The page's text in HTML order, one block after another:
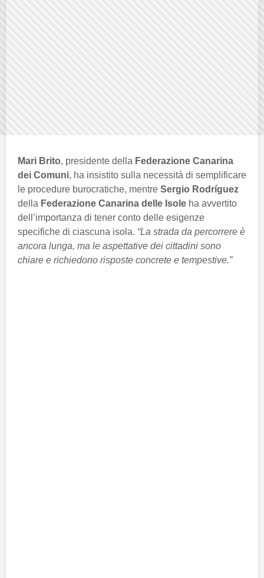
Mari Brito, presidente della Federazione Canarina
dei Comuni, ha insistito sulla necessità di semplificare
le procedure burocratiche, mentre Sergio Rodríguez
della Federazione Canarina delle Isole ha avvertito
dell’importanza di tener conto delle esigenze
specifiche di ciascuna isola. “La strada da percorrere è
ancora lunga, ma le aspettative dei cittadini sono
chiare e richiedono risposte concrete e tempestive.”